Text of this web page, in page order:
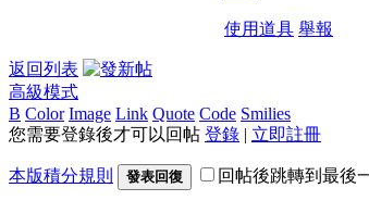
使用道具 舉報
返回列表
高級模式
B Color Image Link Quote Code Smilies
您需要登錄後才可以回帖 登錄 | 立即註冊
本版積分規則 發表回復 回帖後跳轉到最後